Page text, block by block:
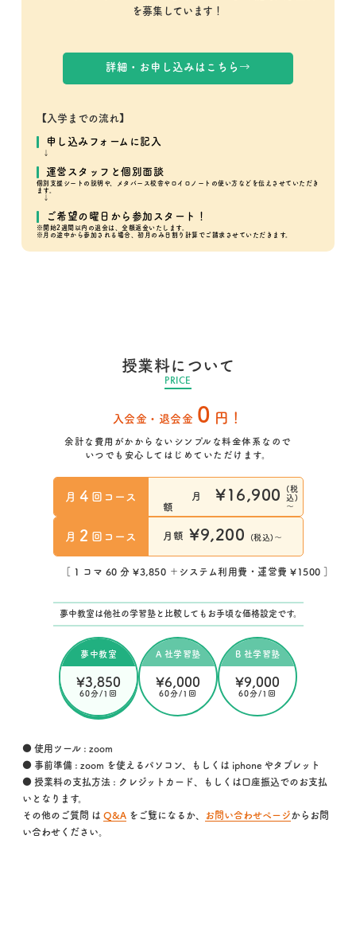
を募集しています！
詳細・お申し込みはこちら→
【入学までの流れ】
申し込みフォームに記入
↓
運営スタッフと個別面談
個別支援シートの説明や、メタバース校舎やロイロノートの使い方などを伝えさせていただき
ます。
↓
ご希望の曜日から参加スタート！
※開始2週間以内の退会は、全額返金いたします。
※月の途中から参加される場合、初月のみ日割り計算でご請求させていただきます。
授業料について
PRICE
入会金・退会金 0 円！
余計な費用がかからないシンプルな料金体系なので
いつでも安心してはじめていただけます。
月4 回コース
月
額
¥16,900
(税
込)
～
月 2 回コース 月額 ¥9,200 (税込)～
［ 1 コマ 60 分 ¥3,850 ＋システム利用費・運営費 ¥1500 ］
夢中教室は他社の学習塾と比較してもお手頃な価格設定です。
夢中教室
¥3,850
60分/1回
A 社学習塾
¥6,000
60分/1回
B 社学習塾
¥9,000
60分/1回
● 使用ツール : zoom
● 事前準備 : zoom を使えるパソコン、もしくは iphone やタブレット
● 授業料の支払方法 : クレジットカード、もしくは口座振込でのお支払
いとなります。
その他のご質問 はQ&A をご覧になるか、 お問い合わせページ からお問
い合わせください。